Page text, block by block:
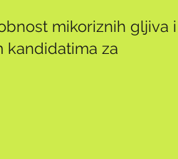
mikoriznih gljiva i
kandidatima za